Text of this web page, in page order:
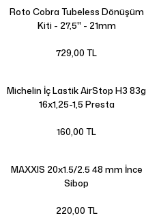
Roto Cobra Tubeless Dönüşüm
Kiti - 27,5'' - 21mm
729,00 TL
Michelin İç Lastik AirStop H3 83g
16x1,25-1,5 Presta
160,00 TL
MAXXIS 20x1.5/2.5 48 mm İnce
Sibop
220,00 TL